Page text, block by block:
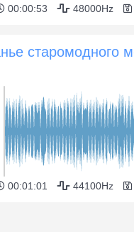
00:00:53 48000Hz
00:01:01 44100Hz